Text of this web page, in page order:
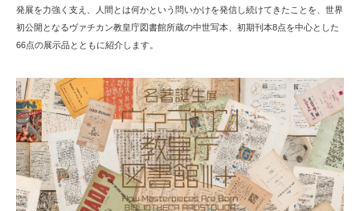
発展を力強く支え、人間とは何かという問いかけを発信し続けてきたことを、世界
初公開となるヴァチカン教皇庁図書館所蔵の中世写本、初期刊本8点を中心とした
66点の展示品とともに紹介します。